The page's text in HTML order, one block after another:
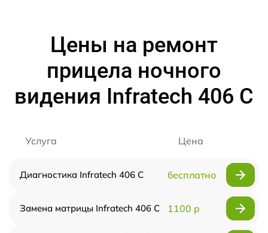
Цены на ремонт
прицела ночного
видения Infratech 406 С
Услуга Цена
Диагностика Infratech 406 С бесплатно
Замена матрицы Infratech 406 С 1100 р